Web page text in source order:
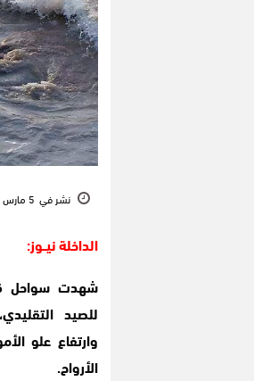
نشر في 5 مارس 2026 الساعة 23 و 32 دقيقة
الداخلة نيــوز:
شهدت سواحل
للصيد
وارتفاع علو
الأرواح.